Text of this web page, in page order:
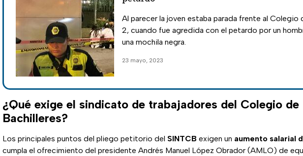
Al parecer la joven estaba parada frente al Colegio
2, cuando fue agredida con el petardo por un
una mochila negra.
23 mayo, 2023
¿Qué exige el sindicato de trabajadores del Colegio de
Bachilleres?
Los principales puntos del pliego petitorio del SINTCB exigen un aumento salarial
cumpla el ofrecimiento del presidente Andrés Manuel López Obrador (AMLO) de